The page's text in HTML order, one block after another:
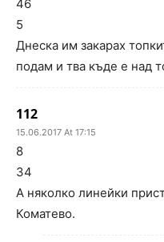
46
5
Днеска им закарах
подам и тва къде е над
112
15.06.2017 At 17:15
8
34
А няколко линейки
Коматево.